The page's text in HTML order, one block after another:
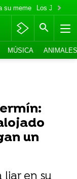
su meme Los Jonas
MÚSICA ANIMALES
un